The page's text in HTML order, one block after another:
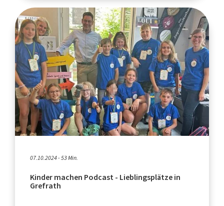
07.10.2024 - 53 Min.
Kinder machen Podcast - Lieblingsplätze in
Grefrath